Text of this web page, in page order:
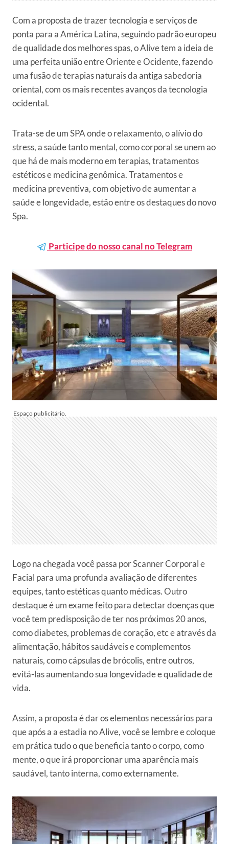
Com a proposta de trazer tecnologia e serviços de
ponta para a América Latina, seguindo padrão europeu
de qualidade dos melhores spas, o Alive tem a ideia de
uma perfeita união entre Oriente e Ocidente, fazendo
uma fusão de terapias naturais da antiga sabedoria
oriental, com os mais recentes avanços da tecnologia
ocidental.
Trata-se de um SPA onde o relaxamento, o alívio do
stress, a saúde tanto mental, como corporal se unem ao
que há de mais moderno em terapias, tratamentos
estéticos e medicina genômica. Tratamentos e
medicina preventiva, com objetivo de aumentar a
saúde e longevidade, estão entre os destaques do novo
Spa.
Participe do nosso canal no Telegram
Logo na chegada você passa porScanner Corporal e
Facial para uma profunda avaliação de diferentes
equipes, tanto estéticas quanto médicas. Outro
destaque é um exame feito para detectar doenças que
você tem predisposição de ter nos próximos 20 anos,
como diabetes, problemas de coração, etc e através da
alimentação, hábitos saudáveis e complementos
naturais, como cápsulas de brócolis, entre outros,
evitá-las aumentando sua longevidade e qualidade de
vida.
Assim,a proposta é dar os elementos necessários para
que após a a estadia no Alive, você se lembre e coloque
em prática tudo o que beneficia tanto o corpo, como
mente, o que irá proporcionaruma aparência mais
saudável, tanto interna, como externamente.